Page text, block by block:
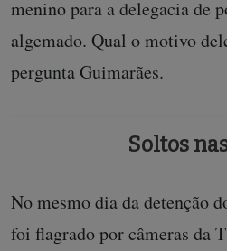
menino para a delegacia de
algemado. Qual o motivo
pergunta Guimarães.
Soltos
No mesmo dia da detenção
foi flagrado por câmeras da